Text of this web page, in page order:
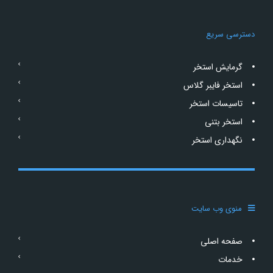
دسترسی سریع
گرمایش استخر
استخر فایبر گلاس
تاسیسات استخر
استخر بتنی
نگهداری استخر
منوی وب سایت
صفحه اصلی
خدمات